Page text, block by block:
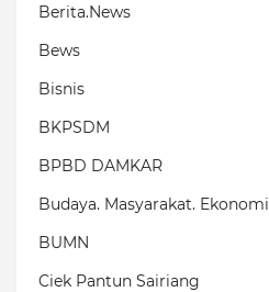
Berita.News
Bews
Bisnis
BKPSDM
BPBD DAMKAR
Budaya. Masyarakat. Ekonomi
BUMN
Ciek Pantun Sairiang